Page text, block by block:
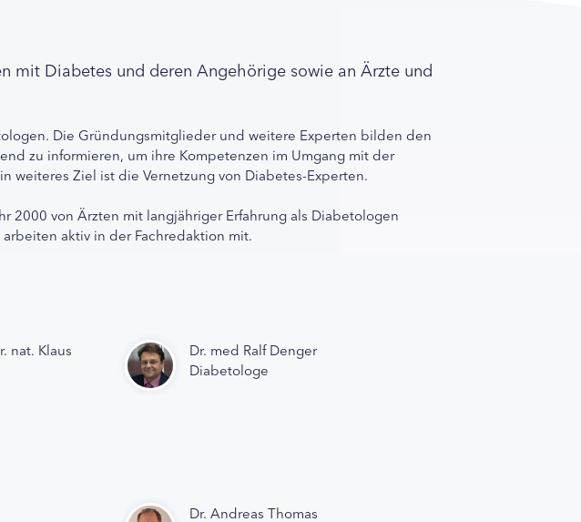
mit Diabetes und deren Angehörige sowie an Ärzte und
Die Gründungsmitglieder und weitere Experten bilden den
zu informieren, um ihre Kompetenzen im Umgang mit der
weiteres Ziel ist die Vernetzung von Diabetes-Experten.
2000 von Ärzten mit langjähriger Erfahrung als Diabetologen
aktiv in der Fachredaktion mit.
nat. Klaus
Dr. med Ralf Denger
Diabetologe
Dr. Andreas Thomas